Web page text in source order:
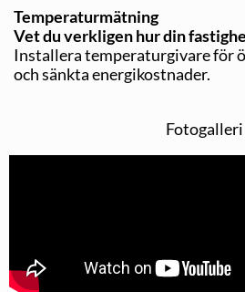
Temperaturmätning
Vet du verkligen hur din
Installera temperaturgivare för
och sänkta energikostnader.
Fotogalleri